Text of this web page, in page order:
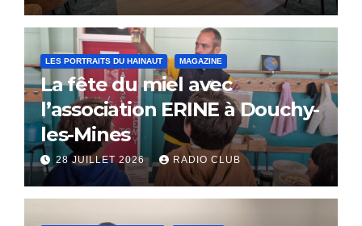
LES PORTRAITS DU HAINAUT MAGAZINE
La fête du miel avec
l’association ERINE à Douchy-
les-Mines
28 JUILLET 2026 RADIO CLUB